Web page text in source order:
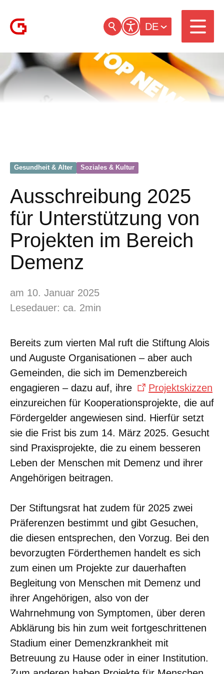
DE
Gesundheit & Alter Soziales & Kultur
Ausschreibung 2025
für Unterstützung von
Projekten im Bereich
Demenz
am 10. Januar 2025
Lesedauer: ca. 2min
Bereits zum vierten Mal ruft die Stiftung Alois
und Auguste Organisationen – aber auch
Gemeinden, die sich im Demenzbereich
engagieren – dazu auf, ihre
Projektskizzen
einzureichen für Kooperationsprojekte, die auf
Fördergelder angewiesen sind. Hierfür setzt
sie die Frist bis zum 14. März 2025. Gesucht
sind Praxisprojekte, die zu einem besseren
Leben der Menschen mit Demenz und ihrer
Angehörigen beitragen.
Der Stiftungsrat hat zudem für 2025 zwei
Präferenzen bestimmt und gibt Gesuchen,
die diesen entsprechen, den Vorzug. Bei den
bevorzugten Förderthemen handelt es sich
zum einen um Projekte zur dauerhaften
Begleitung von Menschen mit Demenz und
ihrer Angehörigen, also von der
Wahrnehmung von Symptomen, über deren
Abklärung bis hin zum weit fortgeschrittenen
Stadium einer Demenzkrankheit mit
Betreuung zu Hause oder in einer Institution.